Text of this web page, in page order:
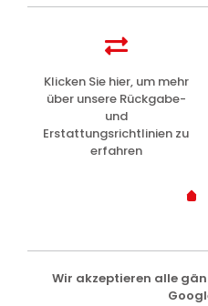
Klicken Sie hier, um mehr
über unsere Rückgabe-
und
Erstattungsrichtlinien zu
erfahren
Wir akzeptieren alle